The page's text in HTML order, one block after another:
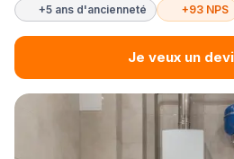
+5 ans d'ancienneté +93 NPS
Je veux un